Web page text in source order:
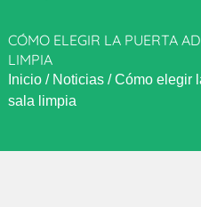
CÓMO ELEGIR LA PUERTA
LIMPIA
Inicio/ Noticias/Cómo elegir
sala limpia